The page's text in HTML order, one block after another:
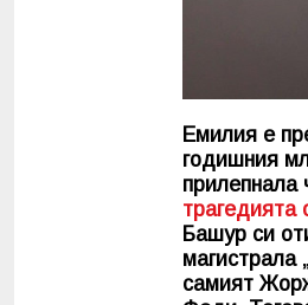
Емилия е
годишния
прилепнала
трагедията
Башур си
магистрала
самият